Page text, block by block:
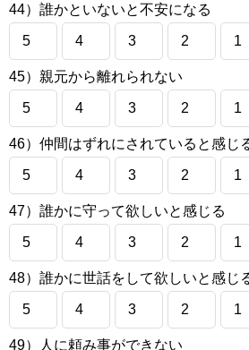
44）誰かといないと不安になる
5 4 3 2 1
45）親元から離れられない
5 4 3 2 1
46）仲間はずれにされていると感じ
5 4 3 2 1
47）誰かに守って欲しいと感じる
5 4 3 2 1
48）誰かに世話をして欲しいと感じ
5 4 3 2 1
49）人に頼み事ができない